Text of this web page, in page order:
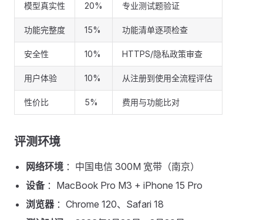
模型真实性 20% 专业测试题验证
功能完整度 15% 功能清单逐项检查
安全性 10% HTTPS/隐私政策审查
用户体验 10% 从注册到使用全流程评估
性价比 5% 费用与功能比对
评测环境 ​
网络环境 ：中国电信 300M 宽带（南京）
设备：MacBook Pro M3 + iPhone 15 Pro
浏览器：Chrome 120、Safari 18